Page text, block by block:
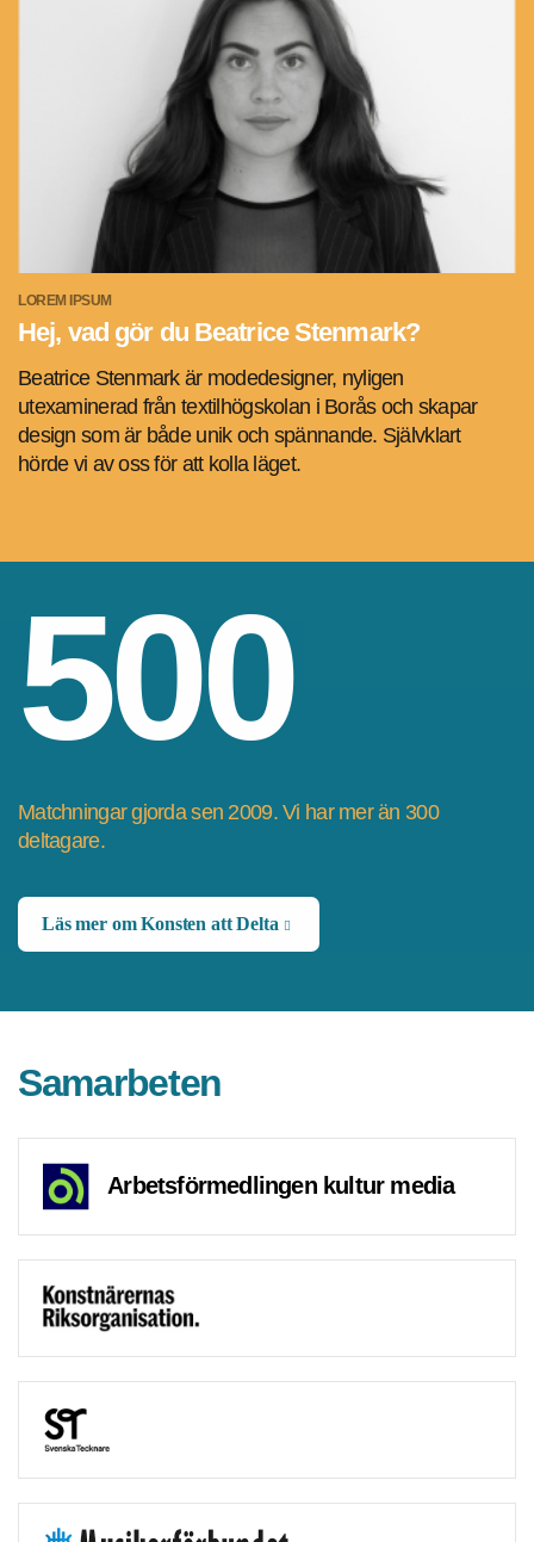
LOREM IPSUM
Hej, vad gör du Beatrice Stenmark?
Beatrice Stenmark är modedesigner, nyligen
utexaminerad från textilhögskolan i Borås och skapar
design som är både unik och spännande. Självklart
hörde vi av oss för att kolla läget.
500
Matchningar gjorda sen 2009. Vi har mer än 300
deltagare.
Läs mer om Konsten att Delta
Samarbeten
Arbetsförmedlingen kultur media